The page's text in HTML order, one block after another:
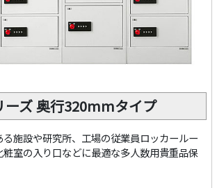
ーズ 奥行320mmタイプ
施設や研究所、工場の従業員ロッカールー
室の入り口などに最適な多人数用貴重品保